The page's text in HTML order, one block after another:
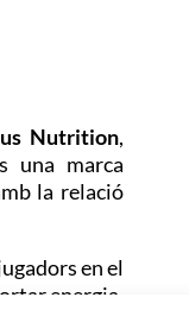
Nutrition,
una marca
la relació
en el
energia,